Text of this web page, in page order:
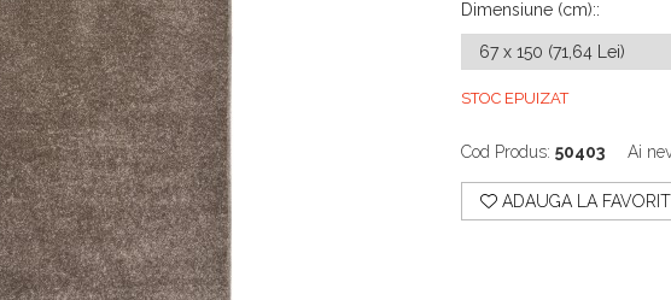
Dimensiune (cm)::
STOC EPUIZAT
Cod Produs: 50403 Ai
ADAUGA LA